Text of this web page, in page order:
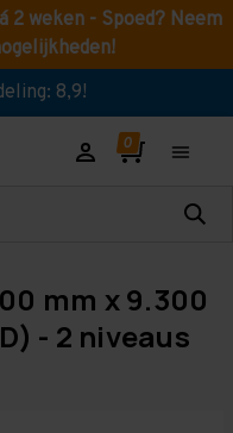
2 weken - Spoed? Neem
8,9!
mm x 9.300
- 2 niveaus